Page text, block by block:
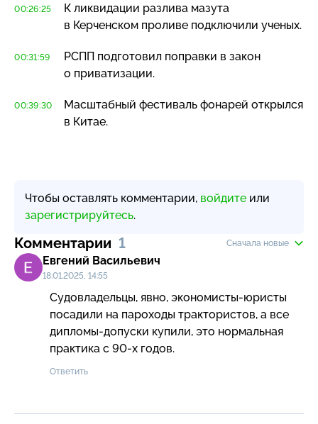
00:26:25
К ликвидации разлива мазута
в Керченском проливе подключили ученых.
00:31:59
РСПП подготовил поправки в закон
о приватизации.
00:39:30
Масштабный фестиваль фонарей открылся
в Китае.
Чтобы оставлять комментарии, войдите или
зарегистрируйтесь.
Комментарии 1 Сначала новые
Евгений Васильевич
18.01.2025, 14:55
Судовладельцы, явно, экономисты-юристы
посадили на пароходы трактористов, а все
дипломы-допуски купили, это нормальная
практика с 90-х годов.
Ответить